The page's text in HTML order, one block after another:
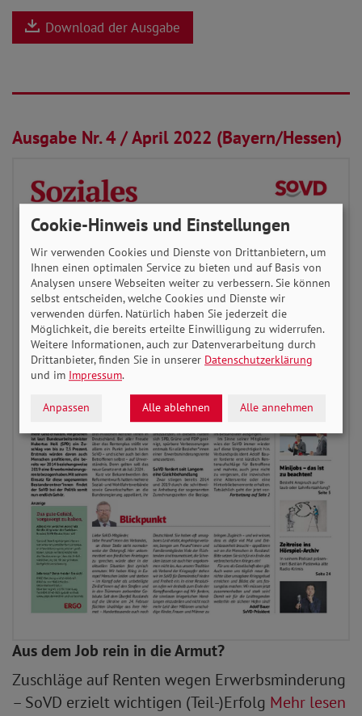
Download der Ausgabe
01.04.2022
Ausgabe Nr. 4 / April 2022 (Bayern/Hessen)
Aus dem Job rein in die Armut?
Zuschläge auf Renten wegen Erwerbsminderung
– SoVD erzielt wichtigen (Teil-)Erfolg Mehr lesen
Cookie-Hinweis und Einstellungen
Wir verwenden Cookies und Dienste von Drittanbietern, um
Ihnen einen optimalen Service zu bieten und auf Basis von
Analysen unsere Webseiten weiter zu verbessern. Sie können
selbst entscheiden, welche Cookies und Dienste wir
verwenden dürfen. Natürlich haben Sie jederzeit die
Möglichkeit, die bereits erteilte Einwilligung zu widerrufen.
Weitere Informationen, auch zur Datenverarbeitung durch
Drittanbieter, finden Sie in unserer Datenschutzerklärung
und im Impressum.
Anpassen Alle ablehnen Alle annehmen